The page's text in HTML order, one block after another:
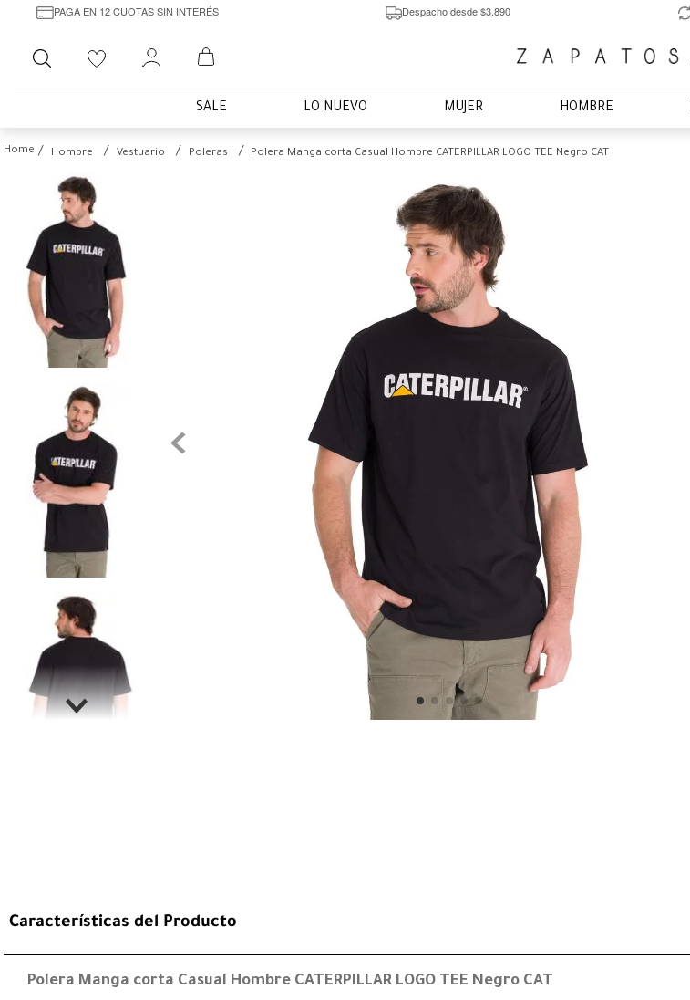
PAGA EN 12 CUOTAS SIN INTERÉS Despacho desde $3.890
Buscar
SALE LO NUEVO MUJER HOMBRE
Hombre Vestuario Poleras Polera Manga corta Casual Hombre CATERPILLAR LOGO TEE Negro CAT
Características del Producto
Polera Manga corta Casual Hombre CATERPILLAR LOGO TEE Negro CAT